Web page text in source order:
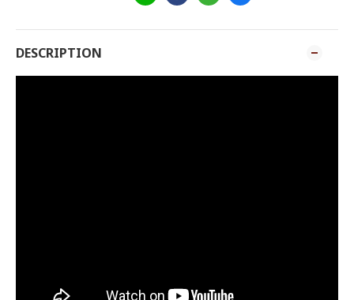
DESCRIPTION